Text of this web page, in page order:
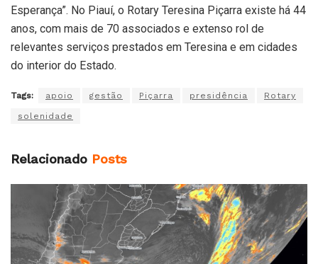
Esperança”. No Piauí, o Rotary Teresina Piçarra existe há 44
anos, com mais de 70 associados e extenso rol de
relevantes serviços prestados em Teresina e em cidades
do interior do Estado.
Tags: apoio gestão Piçarra presidência Rotary
solenidade
Relacionado Posts